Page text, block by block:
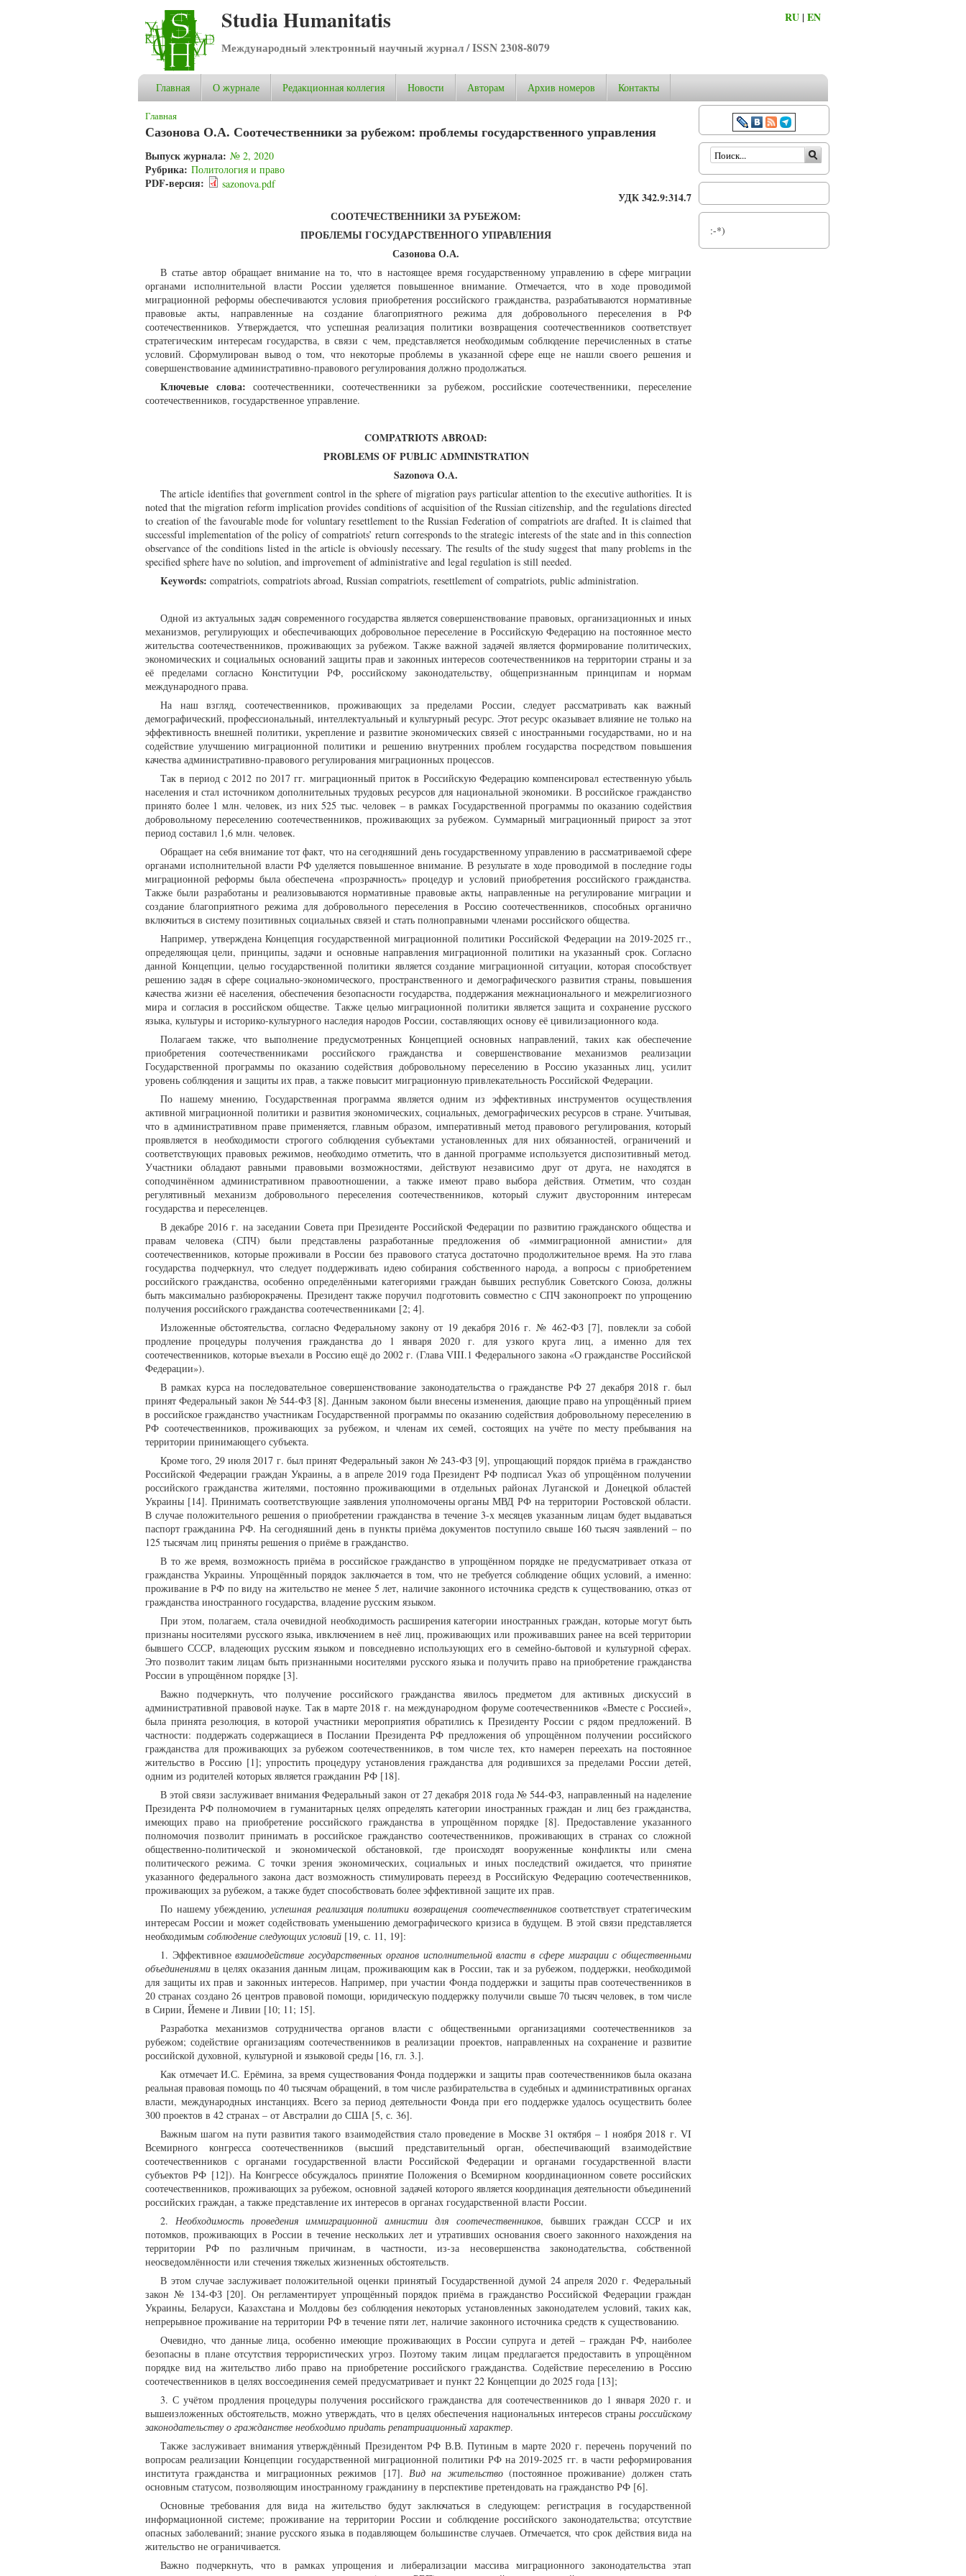
Studia Humanitatis
Международный электронный научный журнал / ISSN 2308-8079
RU |EN
Главная О журнале Редакционная коллегия Новости Авторам Архив номеров Контакты
Вы здесь
Главная
Сазонова О.А. Соотечественники за рубежом: проблемы государственного управления
Выпуск журнала: № 2, 2020
Рубрика: Политология и право
PDF-версия: sazonova.pdf
УДК 342.9:314.7
СООТЕЧЕСТВЕННИКИ ЗА РУБЕЖОМ:
ПРОБЛЕМЫ ГОСУДАРСТВЕННОГО УПРАВЛЕНИЯ
Сазонова О.А.
В статье автор обращает внимание на то, что в настоящее время государственному управлению в сфере миграции
органами исполнительной власти России уделяется повышенное внимание. Отмечается, что в ходе проводимой
миграционной реформы обеспечиваются условия приобретения российского гражданства, разрабатываются нормативные
правовые акты, направленные на создание благоприятного режима для добровольного переселения в РФ
соотечественников. Утверждается, что успешная реализация политики возвращения соотечественников соответствует
стратегическим интересам государства, в связи с чем, представляется необходимым соблюдение перечисленных в статье
условий. Сформулирован вывод о том, что некоторые проблемы в указанной сфере еще не нашли своего решения и
совершенствование административно-правового регулирования должно продолжаться.
Ключевые слова: соотечественники, соотечественники за рубежом, российские соотечественники, переселение
соотечественников, государственное управление.
COMPATRIOTS ABROAD:
PROBLEMS OF PUBLIC ADMINISTRATION
Sazonova O.A.
The article identifies that government control in the sphere of migration pays particular attention to the executive authorities. It is
noted that the migration reform implication provides conditions of acquisition of the Russian citizenship, and the regulations directed
to creation of the favourable mode for voluntary resettlement to the Russian Federation of compatriots are drafted. It is claimed that
successful implementation of the policy of compatriots’ return corresponds to the strategic interests of the state and in this connection
observance of the conditions listed in the article is obviously necessary. The results of the study suggest that many problems in the
specified sphere have no solution, and improvement of administrative and legal regulation is still needed.
Keywords: compatriots, compatriots abroad, Russian compatriots, resettlement of compatriots, public administration.
Одной из актуальных задач современного государства является совершенствование правовых, организационных и иных
механизмов, регулирующих и обеспечивающих добровольное переселение в Российскую Федерацию на постоянное место
жительства соотечественников, проживающих за рубежом. Также важной задачей является формирование политических,
экономических и социальных оснований защиты прав и законных интересов соотечественников на территории страны и за
её пределами согласно Конституции РФ, российскому законодательству, общепризнанным принципам и нормам
международного права.
На наш взгляд, соотечественников, проживающих за пределами России, следует рассматривать как важный
демографический, профессиональный, интеллектуальный и культурный ресурс. Этот ресурс оказывает влияние не только на
эффективность внешней политики, укрепление и развитие экономических связей с иностранными государствами, но и на
содействие улучшению миграционной политики и решению внутренних проблем государства посредством повышения
качества административно-правового регулирования миграционных процессов.
Так в период с 2012 по 2017 гг. миграционный приток в Российскую Федерацию компенсировал естественную убыль
населения и стал источником дополнительных трудовых ресурсов для национальной экономики. В российское гражданство
принято более 1 млн. человек, из них 525 тыс. человек – в рамках Государственной программы по оказанию содействия
добровольному переселению соотечественников, проживающих за рубежом. Суммарный миграционный прирост за этот
период составил 1,6 млн. человек.
Обращает на себя внимание тот факт, что на сегодняшний день государственному управлению в рассматриваемой сфере
органами исполнительной власти РФ уделяется повышенное внимание. В результате в ходе проводимой в последние годы
миграционной реформы была обеспечена «прозрачность» процедур и условий приобретения российского гражданства.
Также были разработаны и реализовываются нормативные правовые акты, направленные на регулирование миграции и
создание благоприятного режима для добровольного переселения в Россию соотечественников, способных органично
включиться в систему позитивных социальных связей и стать полноправными членами российского общества.
Например, утверждена Концепция государственной миграционной политики Российской Федерации на 2019-2025 гг.,
определяющая цели, принципы, задачи и основные направления миграционной политики на указанный срок. Согласно
данной Концепции, целью государственной политики является создание миграционной ситуации, которая способствует
решению задач в сфере социально-экономического, пространственного и демографического развития страны, повышения
качества жизни её населения, обеспечения безопасности государства, поддержания межнационального и межрелигиозного
мира и согласия в российском обществе. Также целью миграционной политики является защита и сохранение русского
языка, культуры и историко-культурного наследия народов России, составляющих основу её цивилизационного кода.
Полагаем также, что выполнение предусмотренных Концепцией основных направлений, таких как обеспечение
приобретения соотечественниками российского гражданства и совершенствование механизмов реализации
Государственной программы по оказанию содействия добровольному переселению в Россию указанных лиц, усилит
уровень соблюдения и защиты их прав, а также повысит миграционную привлекательность Российской Федерации.
По нашему мнению, Государственная программа является одним из эффективных инструментов осуществления
активной миграционной политики и развития экономических, социальных, демографических ресурсов в стране. Учитывая,
что в административном праве применяется, главным образом, императивный метод правового регулирования, который
проявляется в необходимости строгого соблюдения субъектами установленных для них обязанностей, ограничений и
соответствующих правовых режимов, необходимо отметить, что в данной программе используется диспозитивный метод.
Участники обладают равными правовыми возможностями, действуют независимо друг от друга, не находятся в
соподчинённом административном правоотношении, а также имеют право выбора действия. Отметим, что создан
регулятивный механизм добровольного переселения соотечественников, который служит двусторонним интересам
государства и переселенцев.
В декабре 2016 г. на заседании Совета при Президенте Российской Федерации по развитию гражданского общества и
правам человека (СПЧ) были представлены разработанные предложения об «иммиграционной амнистии» для
соотечественников, которые проживали в России без правового статуса достаточно продолжительное время. На это глава
государства подчеркнул, что следует поддерживать идею собирания собственного народа, а вопросы с приобретением
российского гражданства, особенно определёнными категориями граждан бывших республик Советского Союза, должны
быть максимально разбюрокрачены. Президент также поручил подготовить совместно с СПЧ законопроект по упрощению
получения российского гражданства соотечественниками [2; 4].
Изложенные обстоятельства, согласно Федеральному закону от 19 декабря 2016 г. № 462-ФЗ [7], повлекли за собой
продление процедуры получения гражданства до 1 января 2020 г. для узкого круга лиц, а именно для тех
соотечественников, которые въехали в Россию ещё до 2002 г. (Глава VIII.1 Федерального закона «О гражданстве Российской
Федерации»).
В рамках курса на последовательное совершенствование законодательства о гражданстве РФ 27 декабря 2018 г. был
принят Федеральный закон № 544-ФЗ [8]. Данным законом были внесены изменения, дающие право на упрощённый прием
в российское гражданство участникам Государственной программы по оказанию содействия добровольному переселению в
РФ соотечественников, проживающих за рубежом, и членам их семей, состоящих на учёте по месту пребывания на
территории принимающего субъекта.
Кроме того, 29 июля 2017 г. был принят Федеральный закон № 243-ФЗ [9], упрощающий порядок приёма в гражданство
Российской Федерации граждан Украины, а в апреле 2019 года Президент РФ подписал Указ об упрощённом получении
российского гражданства жителями, постоянно проживающими в отдельных районах Луганской и Донецкой областей
Украины [14]. Принимать соответствующие заявления уполномочены органы МВД РФ на территории Ростовской области.
В случае положительного решения о приобретении гражданства в течение 3-х месяцев указанным лицам будет выдаваться
паспорт гражданина РФ. На сегодняшний день в пункты приёма документов поступило свыше 160 тысяч заявлений – по
125 тысячам лиц приняты решения о приёме в гражданство.
В то же время, возможность приёма в российское гражданство в упрощённом порядке не предусматривает отказа от
гражданства Украины. Упрощённый порядок заключается в том, что не требуется соблюдение общих условий, а именно:
проживание в РФ по виду на жительство не менее 5 лет, наличие законного источника средств к существованию, отказ от
гражданства иностранного государства, владение русским языком.
При этом, полагаем, стала очевидной необходимость расширения категории иностранных граждан, которые могут быть
признаны носителями русского языка, ивключением в неё лиц, проживающих или проживавших ранее на всей территории
бывшего СССР, владеющих русским языком и повседневно использующих его в семейно-бытовой и культурной сферах.
Это позволит таким лицам быть признанными носителями русского языка и получить право на приобретение гражданства
России в упрощённом порядке [3].
Важно подчеркнуть, что получение российского гражданства явилось предметом для активных дискуссий в
административной правовой науке. Так в марте 2018 г. на международном форуме соотечественников «Вместе с Россией»,
была принята резолюция, в которой участники мероприятия обратились к Президенту России с рядом предложений. В
частности: поддержать содержащиеся в Послании Президента РФ предложения об упрощённом получении российского
гражданства для проживающих за рубежом соотечественников, в том числе тех, кто намерен переехать на постоянное
жительство в Россию [1]; упростить процедуру установления гражданства для родившихся за пределами России детей,
одним из родителей которых является гражданин РФ [18].
В этой связи заслуживает внимания Федеральный закон от 27 декабря 2018 года № 544-ФЗ, направленный на наделение
Президента РФ полномочием в гуманитарных целях определять категории иностранных граждан и лиц без гражданства,
имеющих право на приобретение российского гражданства в упрощённом порядке [8]. Предоставление указанного
полномочия позволит принимать в российское гражданство соотечественников, проживающих в странах со сложной
общественно-политической и экономической обстановкой, где происходят вооруженные конфликты или смена
политического режима. С точки зрения экономических, социальных и иных последствий ожидается, что принятие
указанного федерального закона даст возможность стимулировать переезд в Российскую Федерацию соотечественников,
проживающих за рубежом, а также будет способствовать более эффективной защите их прав.
По нашему убеждению, успешная реализация политики возвращения соотечественниковсоответствует стратегическим
интересам России и может содействовать уменьшению демографического кризиса в будущем. В этой связи представляется
необходимым соблюдение следующих условий [19, с. 11, 19]:
1. Эффективноевзаимодействиегосударственных органов исполнительной власти в сфере миграции с общественными
объединениями в целях оказания данным лицам, проживающим как в России, так и за рубежом, поддержки, необходимой
для защиты их прав и законных интересов. Например, при участии Фонда поддержки и защиты прав соотечественников в
20 странах создано 26 центров правовой помощи, юридическую поддержку получили свыше 70 тысяч человек, в том числе
в Сирии, Йемене и Ливии [10; 11; 15].
Разработка механизмов сотрудничества органов власти с общественными организациями соотечественников за
рубежом; содействие организациям соотечественников в реализации проектов, направленных на сохранение и развитие
российской духовной, культурной и языковой среды [16, гл. 3.].
Как отмечает И.С. Ерёмина, за время существования Фонда поддержки и защиты прав соотечественников была оказана
реальная правовая помощь по 40 тысячам обращений, в том числе разбирательства в судебных и административных органах
власти, международных инстанциях. Всего за период деятельности Фонда при его поддержке удалось осуществить более
300 проектов в 42 странах – от Австралии до США [5, с. 36].
Важным шагом на пути развития такого взаимодействия стало проведение в Москве 31 октября – 1 ноября 2018 г. VI
Всемирного конгресса соотечественников (высший представительный орган, обеспечивающий взаимодействие
соотечественников с органами государственной власти Российской Федерации и органами государственной власти
субъектов РФ [12]). На Конгрессе обсуждалось принятие Положения о Всемирном координационном совете российских
соотечественников, проживающих за рубежом, основной задачей которого является координация деятельности объединений
российских граждан, а также представление их интересов в органах государственной власти России.
2. Необходимость проведения иммиграционной амнистии для соотечественников, бывших граждан СССР и их
потомков, проживающих в России в течение нескольких лет и утративших основания своего законного нахождения на
территории РФ по различным причинам, в частности, из-за несовершенства законодательства, собственной
неосведомлённости или стечения тяжелых жизненных обстоятельств.
В этом случае заслуживает положительной оценки принятый Государственной думой 24 апреля 2020 г. Федеральный
закон № 134-ФЗ [20]. Он регламентирует упрощённый порядок приёма в гражданство Российской Федерации граждан
Украины, Беларуси, Казахстана и Молдовы без соблюдения некоторых установленных законодателем условий, таких как,
непрерывное проживание на территории РФ в течение пяти лет, наличие законного источника средств к существованию.
Очевидно, что данные лица, особенно имеющие проживающих в России супруга и детей – граждан РФ, наиболее
безопасны в плане отсутствия террористических угроз. Поэтому таким лицам предлагается предоставить в упрощённом
порядке вид на жительство либо право на приобретение российского гражданства. Содействие переселению в Россию
соотечественников в целях воссоединения семей предусматривает и пункт 22 Концепции до 2025 года [13];
3. С учётом продления процедуры получения российского гражданства для соотечественников до 1 января 2020 г. и
вышеизложенных обстоятельств, можно утверждать, что в целях обеспечения национальных интересов страны российскому
законодательству о гражданстве необходимо придать репатриационный характер.
Также заслуживает внимания утверждённый Президентом РФ В.В. Путиным в марте 2020 г. перечень поручений по
вопросам реализации Концепции государственной миграционной политики РФ на 2019-2025 гг. в части реформирования
института гражданства и миграционных режимов [17]. Вид на жительство(постоянное проживание) должен стать
основным статусом, позволяющим иностранному гражданину в перспективе претендовать на гражданство РФ [6].
Основные требования для вида на жительство будут заключаться в следующем: регистрация в государственной
информационной системе; проживание на территории России и соблюдение российского законодательства; отсутствие
опасных заболеваний; знание русского языка в подавляющем большинстве случаев. Отмечается, что срок действия вида на
жительство не ограничивается.
Важно подчеркнуть, что в рамках упрощения и либерализации массива миграционного законодательства этап
Форма поиска
:-*)